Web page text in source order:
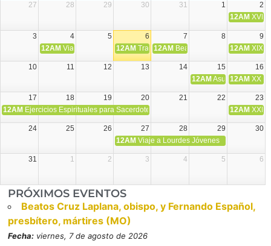
27
28 29 30 31 1
2
12AM XVIII
3 4 5 6 7 8
9
12AM Viaje Diocesano a Japón.
12AM Transfiguración del Señor
12AM Beatos Cruz Laplana,
12AM XIX
10 11 12 13 14 15
16
12AM Asunción de la
12AM XX
17 18 19 20 21 22
23
12AM Ejercicios Espirituales para Sacerdotes. Priego. 12AM XXI
24 25 26 27 28 29
30
12AM Viaje a Lourdes Jóvenes
31 1 2 3 4 5 6
PRÓXIMOS EVENTOS
Beatos Cruz Laplana, obispo, y Fernando Español,
presbítero, mártires (MO)
Fecha: viernes, 7 de agosto de 2026